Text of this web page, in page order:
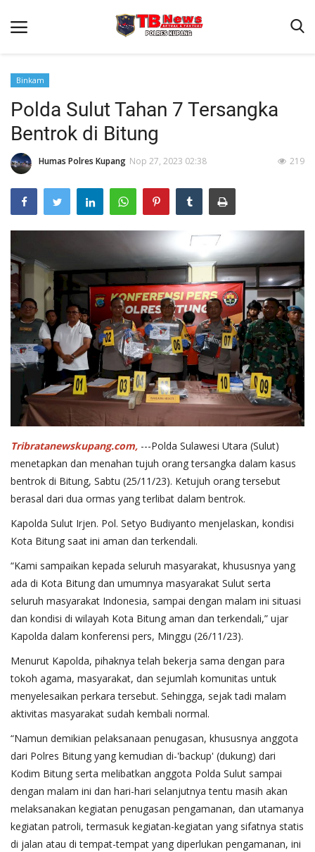
Beranda
Terms & Conditions
Reskrim
Binkam
Giat Ops
Jurnal Kamtibmas
Satwil
Binkam
Polda Sulut Tahan 7 Tersangka
Bentrok di Bitung
Humas Polres Kupang Nop 27, 2023 02:38 219
Tribratanewskupang.com, ---Polda Sulawesi Utara (Sulut)
menetapkan dan menahan tujuh orang tersangka dalam kasus
bentrok di Bitung, Sabtu (25/11/23). Ketujuh orang tersebut
berasal dari dua ormas yang terlibat dalam bentrok.
Kapolda Sulut Irjen. Pol. Setyo Budiyanto menjelaskan, kondisi
Kota Bitung saat ini aman dan terkendali.
“Kami sampaikan kepada seluruh masyarakat, khususnya yang
ada di Kota Bitung dan umumnya masyarakat Sulut serta
seluruh masyarakat Indonesia, sampai dengan malam ini situasi
dan kondisi di wilayah Kota Bitung aman dan terkendali,” ujar
Kapolda dalam konferensi pers, Minggu (26/11/23).
Menurut Kapolda, pihaknya telah bekerja sama dengan para
tokoh agama, masyarakat, dan sejumlah komunitas untuk
menyelesaikan perkara tersebut. Sehingga, sejak tadi malam
aktivitas masyarakat sudah kembali normal.
“Namun demikian pelaksanaan penugasan, khususnya anggota
dari Polres Bitung yang kemudian di-'backup' (dukung) dari
Kodim Bitung serta melibatkan anggota Polda Sulut sampai
dengan malam ini dan hari-hari selanjutnya tentu masih akan
melaksanakan kegiatan penugasan pengamanan, dan utamanya
kegiatan patroli, termasuk kegiatan-kegiatan yang sifatnya statis
di jalan atau di tempat-tempat yang diperlukan pengamanan, ini